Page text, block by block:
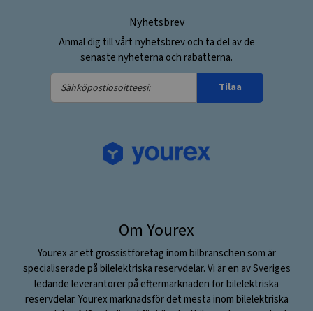
Nyhetsbrev
Anmäl dig till vårt nyhetsbrev och ta del av de
senaste nyheterna och rabatterna.
Sähköpostiosoitteesi:
Tilaa
Om Yourex
Yourex är ett grossistföretag inom bilbranschen som är
specialiserade på bilelektriska reservdelar. Vi är en av Sveriges
ledande leverantörer på eftermarknaden för bilelektriska
reservdelar. Yourex marknadsför det mesta inom bilelektriska